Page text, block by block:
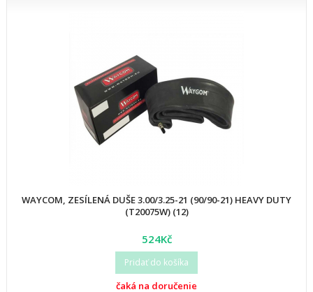
WAYCOM, ZESÍLENÁ DUŠE 3.00/3.25-21 (90/90-21) HEAVY DUTY
(T20075W) (12)
524Kč
Pridať do košíka
čaká na doručenie